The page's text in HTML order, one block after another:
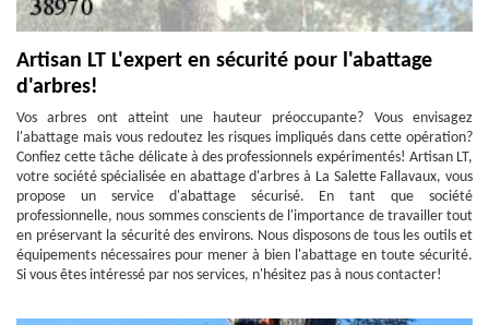
Artisan LT L'expert en sécurité pour l'abattage
d'arbres!
Vos arbres ont atteint une hauteur préoccupante? Vous envisagez
l'abattage mais vous redoutez les risques impliqués dans cette opération?
Confiez cette tâche délicate à des professionnels expérimentés! Artisan LT,
votre société spécialisée en abattage d'arbres à La Salette Fallavaux, vous
propose un service d'abattage sécurisé. En tant que société
professionnelle, nous sommes conscients de l'importance de travailler tout
en préservant la sécurité des environs. Nous disposons de tous les outils et
équipements nécessaires pour mener à bien l'abattage en toute sécurité.
Si vous êtes intéressé par nos services, n'hésitez pas à nous contacter!